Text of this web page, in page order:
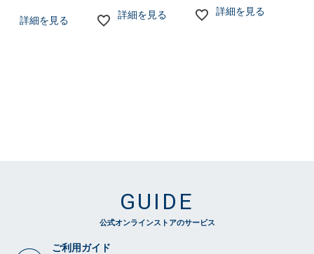
詳細を見る 詳細を見る 詳細を見る
GUIDE
公式オンラインストアのサービス
ご利用ガイド